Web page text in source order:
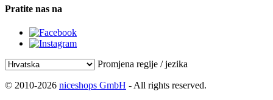
Pratite nas na
Promjena regije / jezika
© 2010-2026 niceshops GmbH - All rights reserved.